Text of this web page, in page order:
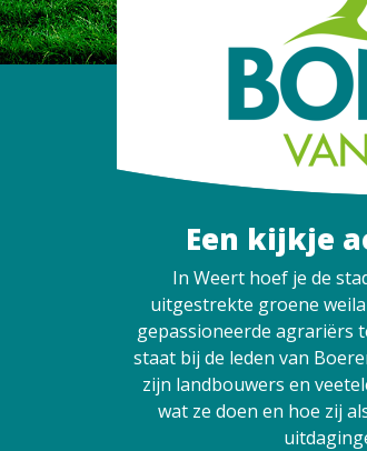
Een kijkje
In Weert hoef je de
uitgestrekte groene
gepassioneerde agrariërs
staat bij de leden van
zijn landbouwers en
wat ze doen en hoe zij